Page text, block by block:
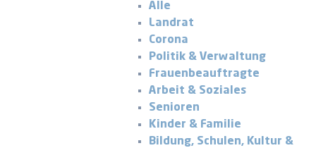
Alle
Landrat
Corona
Politik & Verwaltung
Frauenbeauftragte
Arbeit & Soziales
Senioren
Kinder & Familie
Bildung, Schulen, Kultur &